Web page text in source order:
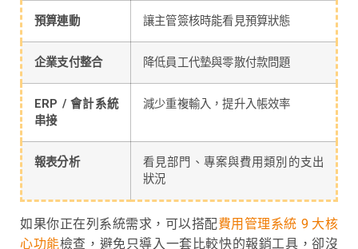
預算連動 讓主管簽核時能看見預算狀態
企業支付整合 降低員工代墊與零散付款問題
ERP / 會計系統
串接
減少重複輸入，提升入帳效率
報表分析
看見部門、專案與費用類別的支出
狀況
如果你正在列系統需求，可以搭配費用管理系統 9 大核
心功能檢查，避免只導入一套比較快的報銷工具，卻沒